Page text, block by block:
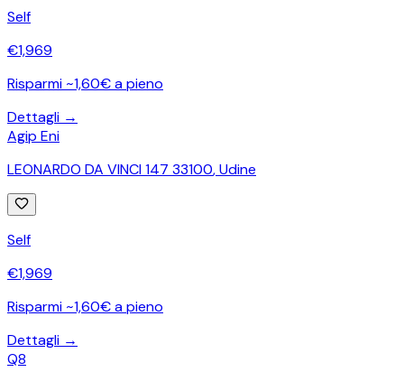
Self
€1,969
Risparmi ~1,60€ a pieno
Dettagli →
Agip Eni
LEONARDO DA VINCI 147 33100,Udine
Self
€1,969
Risparmi ~1,60€ a pieno
Dettagli →
Q8